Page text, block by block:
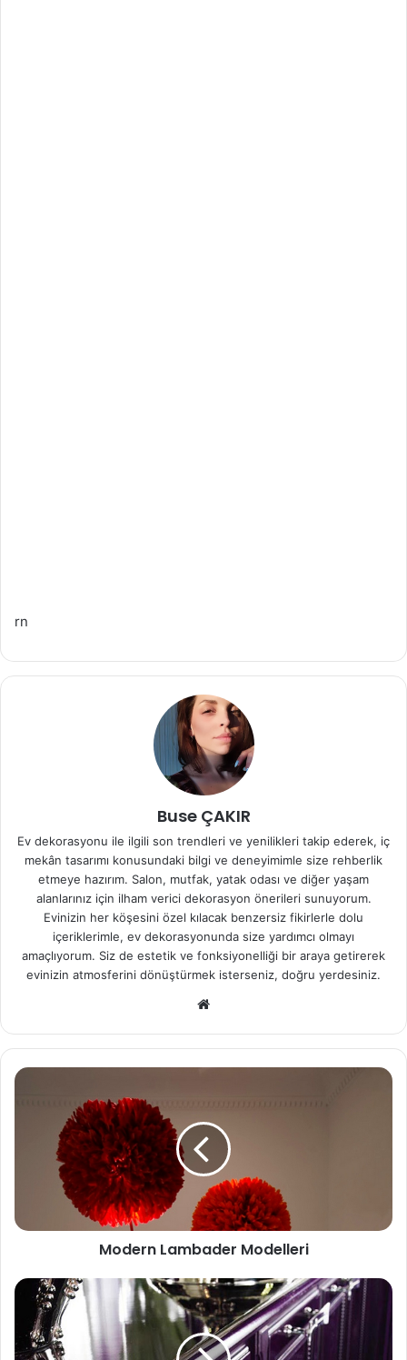
rn
Buse ÇAKIR
Ev dekorasyonu ile ilgili son trendleri ve yenilikleri takip ederek, iç
mekân tasarımı konusundaki bilgi ve deneyimimle size rehberlik
etmeye hazırım. Salon, mutfak, yatak odası ve diğer yaşam
alanlarınız için ilham verici dekorasyon önerileri sunuyorum.
Evinizin her köşesini özel kılacak benzersiz fikirlerle dolu
içeriklerimle, ev dekorasyonunda size yardımcı olmayı
amaçlıyorum. Siz de estetik ve fonksiyonelliği bir araya getirerek
evinizin atmosferini dönüştürmek isterseniz, doğru yerdesiniz.
sit
esi
Modern Lambader Modelleri